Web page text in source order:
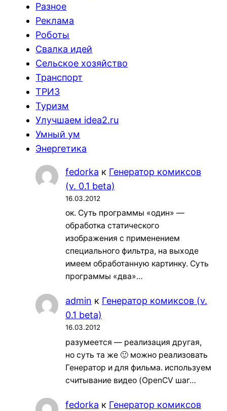
Разное
Реклама
Роботы
Свалка идей
Сельское хозяйство
Транспорт
ТРИЗ
Туризм
Улучшаем idea2.ru
Умный ум
Энергетика
fedorka к Генератор комиксов
(v. 0.1 beta)
16.03.2012
ок. Суть программы «один» —
обработка статического
изображения с применением
специального фильтра, на выходе
имеем обработанную картинку. Суть
программы «два»…
admin к Генератор комиксов (v.
0.1 beta)
16.03.2012
разумеется — реализация другая,
но суть та же 🙂 можно реализовать
Генератор и для фильма. используем
считывание видео (OpenCV шаг…
fedorka к Генератор комиксов